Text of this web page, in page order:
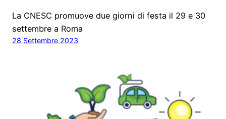
La CNESC promuove due giorni di festa il 29 e 30
settembre a Roma
28 Settembre 2023